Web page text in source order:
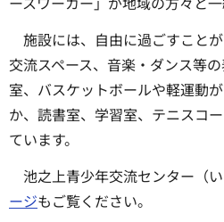
施設には、自由に過ごすこと
交流スペース、音楽・ダンス等
室、バスケットボールや軽運動
か、読書室、学習室、テニスコ
ています。
池之上青少年交流センター（
ージもご覧ください。